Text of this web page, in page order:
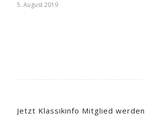
5. August 2019
Jetzt Klassikinfo Mitglied